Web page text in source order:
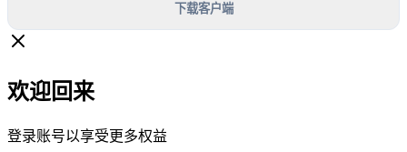
下载客户端
欢迎回来
登录账号以享受更多权益